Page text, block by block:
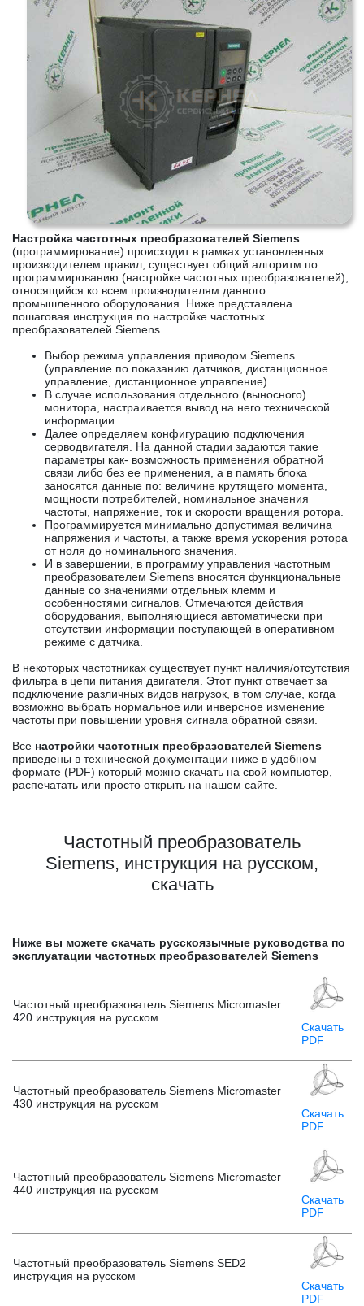
Настройка частотных преобразователей Siemens
(программирование) происходит в рамках установленных
производителем правил, существует общий алгоритм по
программированию (настройке частотных преобразователей),
относящийся ко всем производителям данного
промышленного оборудования. Ниже представлена
пошаговая инструкция по настройке частотных
преобразователей Siemens.
Выбор режима управления приводом Siemens
(управление по показанию датчиков, дистанционное
управление, дистанционное управление).
В случае использования отдельного (выносного)
монитора, настраивается вывод на него технической
информации.
Далее определяем конфигурацию подключения
серводвигателя. На данной стадии задаются такие
параметры как- возможность применения обратной
связи либо без ее применения, а в память блока
заносятся данные по: величине крутящего момента,
мощности потребителей, номинальное значения
частоты, напряжение, ток и скорости вращения ротора.
Программируется минимально допустимая величина
напряжения и частоты, а также время ускорения ротора
от ноля до номинального значения.
И в завершении, в программу управления частотным
преобразователем Siemens вносятся функциональные
данные со значениями отдельных клемм и
особенностями сигналов. Отмечаются действия
оборудования, выполняющиеся автоматически при
отсутствии информации поступающей в оперативном
режиме с датчика.
В некоторых частотниках существует пункт наличия/отсутствия
фильтра в цепи питания двигателя. Этот пункт отвечает за
подключение различных видов нагрузок, в том случае, когда
возможно выбрать нормальное или инверсное изменение
частоты при повышении уровня сигнала обратной связи.
Все настройки частотных преобразователей Siemens
приведены в технической документации ниже в удобном
формате (PDF) который можно скачать на свой компьютер,
распечатать или просто открыть на нашем сайте.
Частотный преобразователь
Siemens, инструкция на русском,
скачать
Ниже вы можете скачать русскоязычные руководства по
эксплуатации частотных преобразователей Siemens
Частотный преобразователь Siemens Micromaster
420 инструкция на русском
Скачать
PDF
Частотный преобразователь Siemens Micromaster
430 инструкция на русском
Скачать
PDF
Частотный преобразователь Siemens Micromaster
440 инструкция на русском
Скачать
PDF
Частотный преобразователь Siemens SED2
инструкция на русском
Скачать
PDF